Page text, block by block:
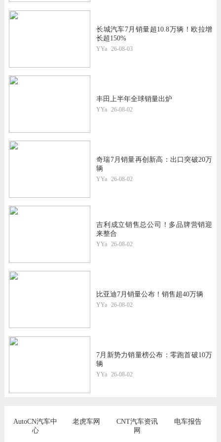
长城汽车7月销量超10.8万辆！欧拉增
长超150%
YYa 26-08-03
丰田上半年全球销量出炉
YYa 26-08-02
奇瑞7月销量再创新高：出口突破20万
辆
YYa 26-08-02
吉利成立销售总公司！多品牌营销迎
来整合
YYa 26-08-02
比亚迪7月销量公布！销售超40万辆
YYa 26-08-02
7月新势力销量榜公布：零跑首破10万
辆
YYa 26-08-02
AutoCN汽车中
心
老虎车网
CNT汽车资讯
网
电车报告